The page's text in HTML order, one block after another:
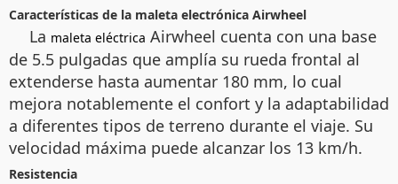
Características de la maleta electrónica Airwheel
La maleta eléctrica Airwheel cuenta con una base
de 5.5 pulgadas que amplía su rueda frontal al
extenderse hasta aumentar 180 mm, lo cual
mejora notablemente el confort y la adaptabilidad
a diferentes tipos de terreno durante el viaje. Su
velocidad máxima puede alcanzar los 13 km/h.
Resistencia